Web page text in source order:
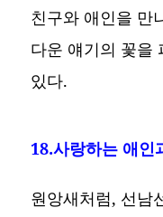
친구와 애인을 만
다운 얘기의 꽃을
있다.
18.사랑하는 애인
원앙새처럼, 선남